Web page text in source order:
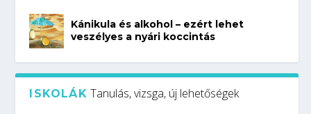
Kánikula és alkohol – ezért lehet
veszélyes a nyári koccintás
ISKOLÁK Tanulás, vizsga, új lehetőségek